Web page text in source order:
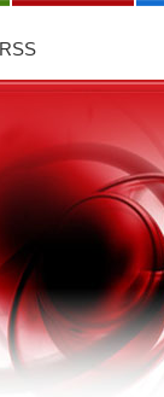
RSS